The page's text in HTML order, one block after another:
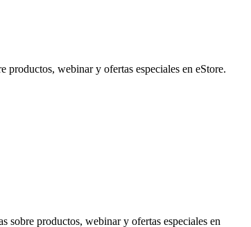
webinar y ofertas especiales en eStore.
productos, webinar y ofertas especiales en